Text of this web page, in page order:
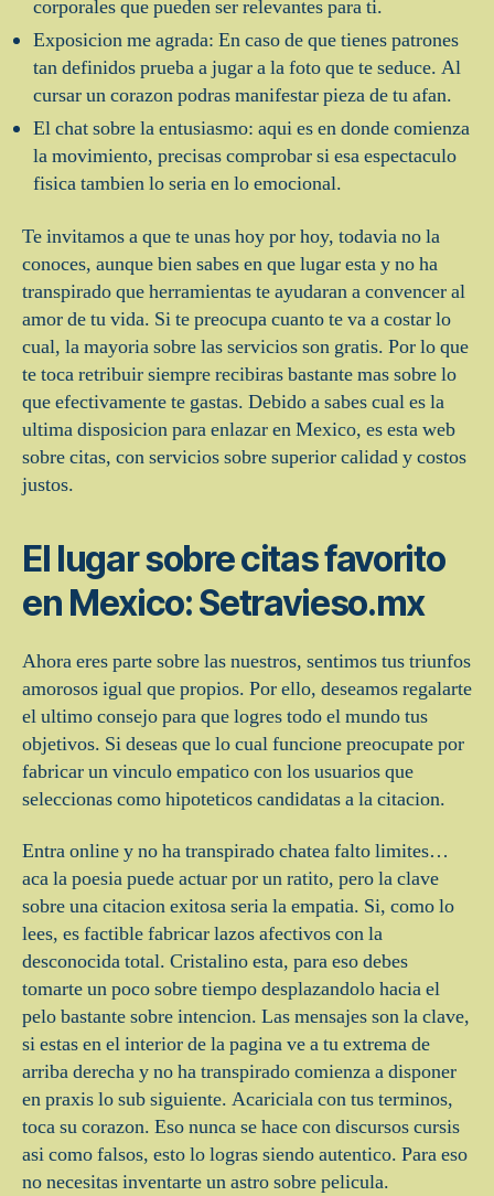
corporales que pueden ser relevantes para ti.
Exposicion me agrada: En caso de que tienes patrones
tan definidos prueba a jugar a la foto que te seduce. Al
cursar un corazon podras manifestar pieza de tu afan.
El chat sobre la entusiasmo: aqui es en donde comienza
la movimiento, precisas comprobar si esa espectaculo
fisica tambien lo seri­a en lo emocional.
Te invitamos a que te unas hoy por hoy, todavia no la
conoces, aunque bien sabes en que lugar esta y no ha
transpirado que herramientas te ayudaran a convencer al
amor de tu vida. Si te preocupa cuanto te va a costar lo
cual, la mayoria sobre las servicios son gratis. Por lo que
te toca retribuir siempre recibiras bastante mas sobre lo
que efectivamente te gastas. Debido a sabes cual es la
ultima disposicion para enlazar en Mexico, es esta web
sobre citas, con servicios sobre superior calidad y costos
justos.
El lugar sobre citas favorito
en Mexico: Setravieso.mx
Ahora eres parte sobre las nuestros, sentimos tus triunfos
amorosos igual que propios. Por ello, deseamos regalarte
el ultimo consejo para que logres todo el mundo tus
objetivos. Si deseas que lo cual funcione preocupate por
fabricar un vinculo empatico con los usuarios que
seleccionas como hipoteticos candidatas a la citacion.
Entra online y no ha transpirado chatea falto limites…
aca la poesia puede actuar por un ratito, pero la clave
sobre una citacion exitosa seri­a la empatia. Si, como lo
lees, es factible fabricar lazos afectivos con la
desconocida total. Cristalino esta, para eso debes
tomarte un poco sobre tiempo desplazandolo hacia el
pelo bastante sobre intencion. Las mensajes son la clave,
si estas en el interior de la pagina ve a tu extrema de
arriba derecha y no ha transpirado comienza a disponer
en praxis lo sub siguiente. Acariciala con tus terminos,
toca su corazon. Eso nunca se hace con discursos cursis
asi­ como falsos, esto lo logras siendo autentico. Para eso
no necesitas inventarte un astro sobre pelicula.